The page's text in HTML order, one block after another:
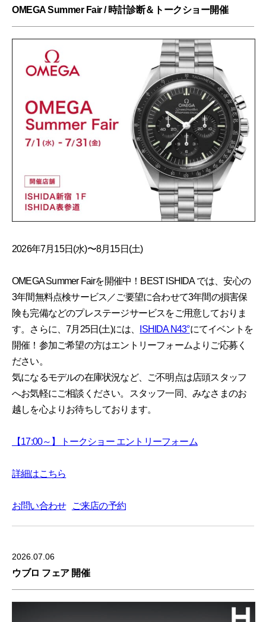
OMEGA Summer Fair / 時計診断＆トークショー開催
2026年7月15日(水)〜8月15日(土)
OMEGA Summer Fairを開催中！BEST ISHIDA では、安心の
3年間無料点検サービス／ご要望に合わせて3年間の損害保
険も完備などのプレステージサービスをご用意しておりま
す。さらに、7月25日(土)には、
ISHIDA N43°にてイベントを
開催！参加ご希望の方はエントリーフォームよりご応募く
ださい。
気になるモデルの在庫状況など、ご不明点は店頭スタッフ
へお気軽にご相談ください。スタッフ一同、みなさまのお
越しを心よりお待ちしております。
【17:00～】トークショー エントリーフォーム
詳細はこちら
お問い合わせ ご来店の予約
2026.07.06
ウブロ フェア 開催